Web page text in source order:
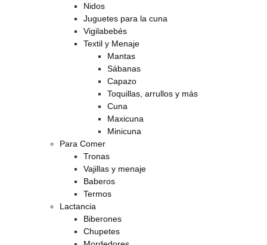
Nidos
Juguetes para la cuna
Vigilabebés
Textil y Menaje
Mantas
Sábanas
Capazo
Toquillas, arrullos y más
Cuna
Maxicuna
Minicuna
Para Comer
Tronas
Vajillas y menaje
Baberos
Termos
Lactancia
Biberones
Chupetes